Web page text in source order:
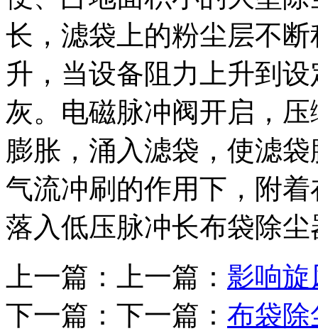
长，滤袋上的粉尘层不
升，当设备阻力上升到
灰。电磁脉冲阀开启，
膨胀，涌入滤袋，使滤
气流冲刷的作用下，附
落入低压脉冲长布袋除
上一篇：上一篇： 影响
下一篇：下一篇： 布袋除